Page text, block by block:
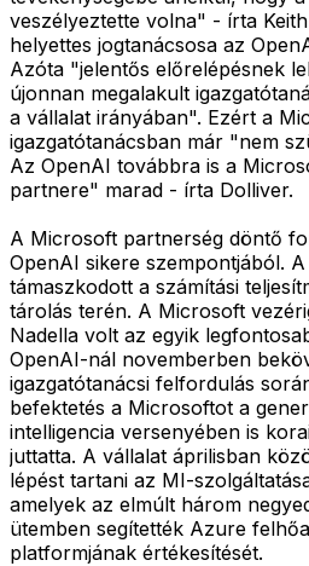
veszélyeztette volna" - írta
helyettes jogtanácsosa az
Azóta "jelentős előrelépésnek
újonnan megalakult
a vállalat irányában". Ezért a
igazgatótanácsban már "nem
Az OpenAI továbbra is a
partnere" marad - írta Dolliver.
A Microsoft partnerség döntő
OpenAI sikere szempontjából.
támaszkodott a számítási
tárolás terén. A Microsoft
Nadella volt az egyik
OpenAI-nál novemberben
igazgatótanácsi felfordulás
befektetés a Microsoftot a
intelligencia versenyében is
juttatta. A vállalat áprilisban
lépést tartani az MI-
amelyek az elmúlt három
ütemben segítették Azure
platformjának értékesítését.